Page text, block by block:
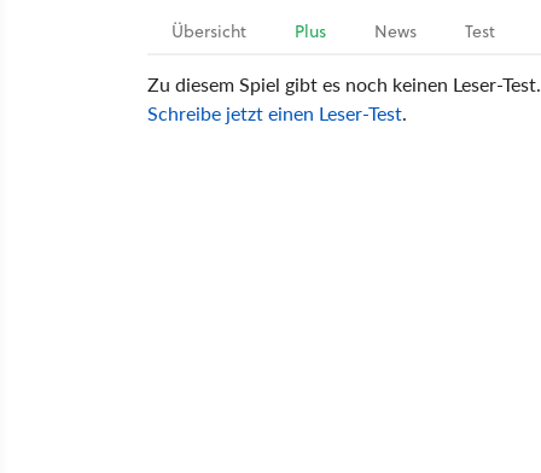
Übersicht Plus News Test
Zu diesem Spiel gibt es noch keinen Leser-Test.
Schreibe jetzt einen Leser-Test.